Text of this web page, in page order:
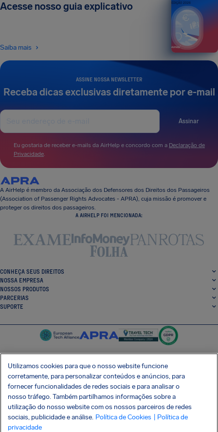
ASSINE NOSSA NEWSLETTER
Receba dicas exclusivas diretamente por e-mail
Assinar
Eu gostaria de receber e-mails da AirHelp e concordo com a Declaração de
Privacidade.
Acesse nosso guia explicativo
Saiba mais
EDIÇÃO 2026
A AirHelp é membro da Associação dos Defensores dos Direitos dos Passageiros
(Association of Passenger Rights Advocates - APRA), cuja missão é promover e
proteger os direitos dos passageiros.
A AIRHELP FOI MENCIONADA:
CONHEÇA SEUS DIREITOS
NOSSA EMPRESA
NOSSOS PRODUTOS
PARCERIAS
SUPORTE
SocialFacebook
SocialTwitter
SocialInstagram
SocialLinkedin
BAIXE GRÁTIS NOSSO APP
Utilizamos cookies para que o nosso website funcione
corretamente, para personalizar conteúdos e anúncios, para
fornecer funcionalidades de redes sociais e para analisar o
nosso tráfego. Também partilhamos informações sobre a
utilização do nosso website com os nossos parceiros de redes
sociais, publicidade e análise. Política de Cookies
| Política de
privacidade